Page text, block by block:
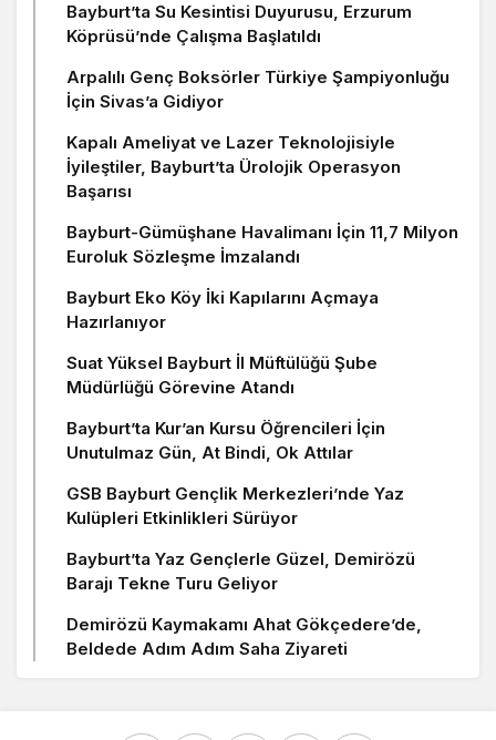
Bayburt’ta Su Kesintisi Duyurusu, Erzurum
Köprüsü’nde Çalışma Başlatıldı
Arpalılı Genç Boksörler Türkiye Şampiyonluğu
İçin Sivas’a Gidiyor
Kapalı Ameliyat ve Lazer Teknolojisiyle
İyileştiler, Bayburt’ta Ürolojik Operasyon
Başarısı
Bayburt-Gümüşhane Havalimanı İçin 11,7 Milyon
Euroluk Sözleşme İmzalandı
Bayburt Eko Köy İki Kapılarını Açmaya
Hazırlanıyor
Suat Yüksel Bayburt İl Müftülüğü Şube
Müdürlüğü Görevine Atandı
Bayburt’ta Kur’an Kursu Öğrencileri İçin
Unutulmaz Gün, At Bindi, Ok Attılar
GSB Bayburt Gençlik Merkezleri’nde Yaz
Kulüpleri Etkinlikleri Sürüyor
Bayburt’ta Yaz Gençlerle Güzel, Demirözü
Barajı Tekne Turu Geliyor
Demirözü Kaymakamı Ahat Gökçedere’de,
Beldede Adım Adım Saha Ziyareti